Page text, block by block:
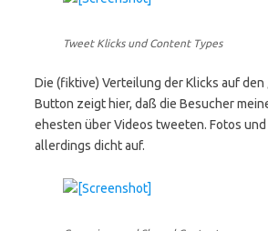
Tweet Klicks und Content Types
Die (fiktive) Verteilung der Klicks auf den
Button zeigt hier, daß die Besucher
ehesten über Videos tweeten. Fotos
allerdings dicht auf.